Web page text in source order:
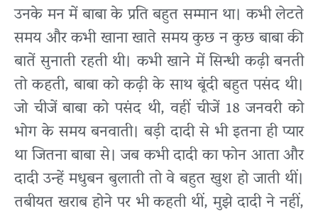
उनके मन में बाबा के प्रति बहुत सम्मान था। कभी लेटते
समय और कभी खाना खाते समय कुछ न कुछ बाबा की
बातें सुनाती रहती थी। कभी खाने में सिन्धी कढ़ी बनती
तो कहती, बाबा को कढ़ी के साथ बूंदी बहुत पसंद थी।
जो चीजें बाबा को पसंद थी, वहीं चीजें 18 जनवरी को
भोग के समय बनवाती। बड़ी दादी से भी इतना ही प्यार
था जितना बाबा से। जब कभी दादी का फोन आता और
दादी उन्हें मधुबन बुलाती तो वे बहुत खुश हो जाती थीं।
तबीयत खराब होने पर भी कहती थीं, मुझे दादी ने नहीं,